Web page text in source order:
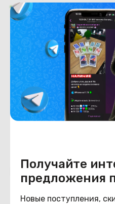
Получайте
предложения
Новые поступления,
Общая информация
Производитель
Acer
Тип товара
Доп.
Состояние
Состояние
Похожие товары